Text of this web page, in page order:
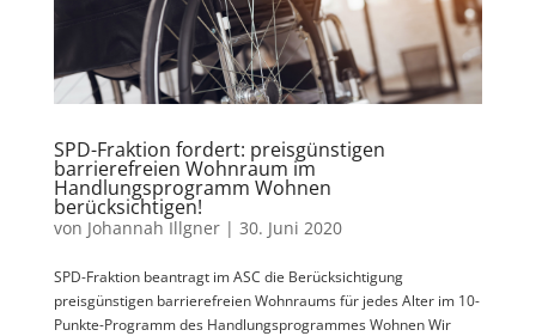
SPD-Fraktion fordert: preisgünstigen
barrierefreien Wohnraum im
Handlungsprogramm Wohnen
berücksichtigen!
von Johannah Illgner| 30. Juni 2020
SPD-Fraktion beantragt im ASC die Berücksichtigung
preisgünstigen barrierefreien Wohnraums für jedes Alter im 10-
Punkte-Programm des Handlungsprogrammes Wohnen Wir